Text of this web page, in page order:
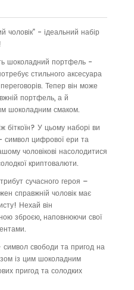
чоловік" - ідеальний набір
шоколадний портфель -
стильного аксесуара
Тепер він може
портфель, а й
шоколадним смаком.
У цьому наборі ви
символ цифрової ери та
чоловікові насолодитися
криптовалюти.
сучасного героя –
справжній чоловік має
Нехай він
зброєю, наповнюючи свої
свободи та пригод на
із цим шоколадним
пригод та солодких